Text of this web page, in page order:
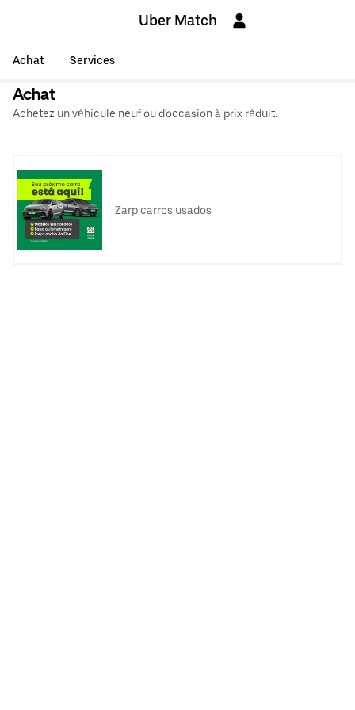
Uber Match
Achat Services
Achat
Achetez un véhicule neuf ou d'occasion à prix réduit.
Zarp carros usados